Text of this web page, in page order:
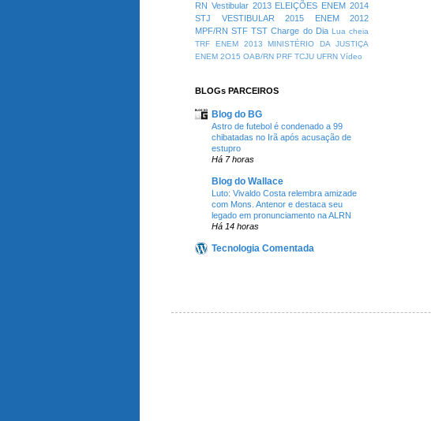
RN Vestibular 2013 ELEIÇÕES ENEM 2014
STJ
VESTIBULAR 2015
ENEM 2012
MPF/RN STF TST Charge do Dia Lua cheia
TRF
ENEM 2013
MINISTÉRIO DA JUSTIÇA
ENEM 2O15 OAB/RN PRF TCJU UFRN Vídeo
BLOGs PARCEIROS
Blog do BG
Astro de futebol é condenado a 99
chibatadas no Irã após acusação de
estupro
Há 7 horas
Blog do Wallace
Luto: Vivaldo Costa relembra amizade
com Mons. Antenor e destaca seu
legado em pronunciamento na ALRN
Há 14 horas
Tecnologia Comentada